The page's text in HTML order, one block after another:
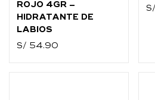
ROJO 4GR –
HIDRATANTE DE
LABIOS
S/ 54.90
S/